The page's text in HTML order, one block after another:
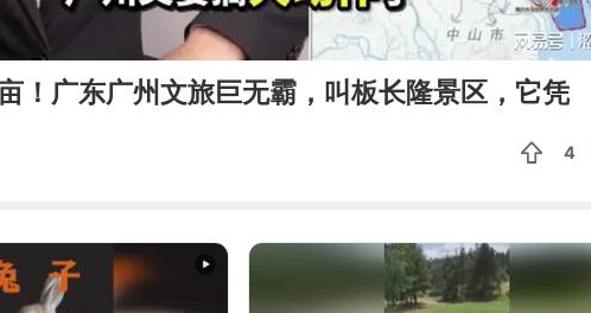
广东广州文旅巨无霸，叫板长隆景区，它凭
4